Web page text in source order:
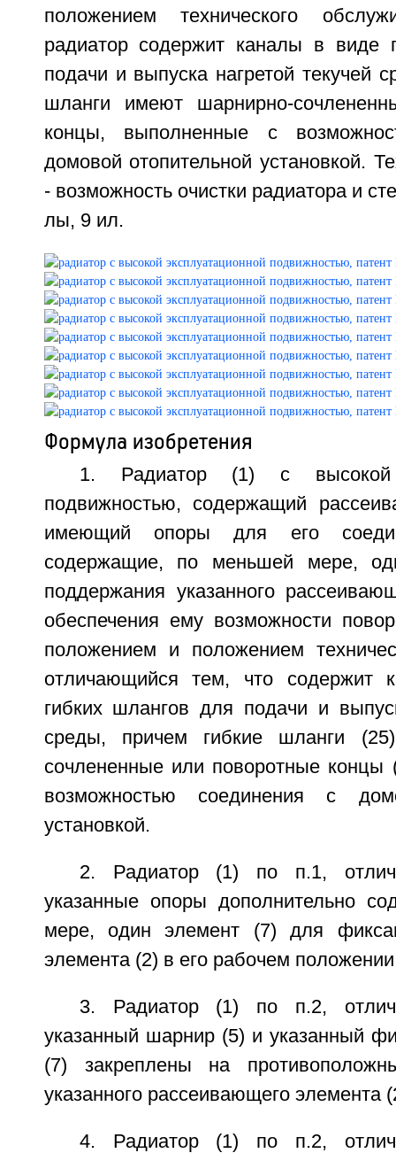
положением технического
радиатор содержит каналы в виде
подачи и выпуска нагретой текучей
шланги имеют шарнирно-
концы, выполненные с
домовой отопительной установкой.
- возможность очистки радиатора и
лы, 9 ил.
Формула изобретения
1. Радиатор (1) с высокой
подвижностью, содержащий
имеющий опоры для его
содержащие, по меньшей мере,
поддержания указанного
обеспечения ему возможности
положением и положением
отличающийся тем, что содержит
гибких шлангов для подачи и
среды, причем гибкие шланги
сочлененные или поворотные
возможностью соединения с
установкой.
2. Радиатор (1) по п.1,
указанные опоры дополнительно
мере, один элемент (7) для
элемента (2) в его рабочем
3. Радиатор (1) по п.2,
указанный шарнир (5) и указанный
(7) закреплены на
указанного рассеивающего элемента
4. Радиатор (1) по п.2,